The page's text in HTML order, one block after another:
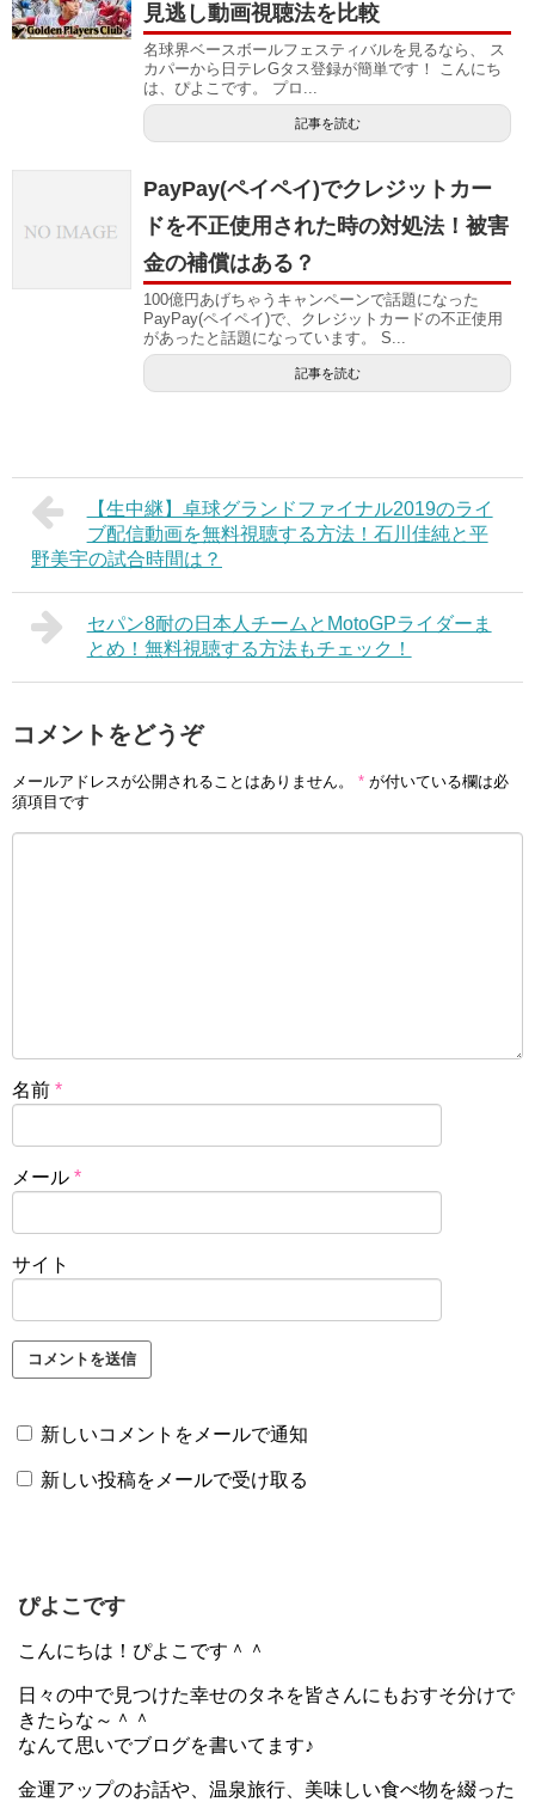
見逃し動画視聴法を比較
名球界ベースボールフェスティバルを見るなら、 ス
カパーから日テレGタス登録が簡単です！ こんにち
は、ぴよこです。 プロ...
記事を読む
PayPay(ペイペイ)でクレジットカー
ドを不正使用された時の対処法！被害
金の補償はある？
100億円あげちゃうキャンペーンで話題になった
PayPay(ペイペイ)で、クレジットカードの不正使用
があったと話題になっています。 S...
記事を読む
【生中継】卓球グランドファイナル2019のライ
ブ配信動画を無料視聴する方法！石川佳純と平
野美宇の試合時間は？
セパン8耐の日本人チームとMotoGPライダーま
とめ！無料視聴する方法もチェック！
コメントをどうぞ
メールアドレスが公開されることはありません。 * が付いている欄は必
須項目です
名前 *
メール *
サイト
新しいコメントをメールで通知
新しい投稿をメールで受け取る
ぴよこです
こんにちは！ぴよこです＾＾
日々の中で見つけた幸せのタネを皆さんにもおすそ分けで
きたらな～＾＾
なんて思いでブログを書いてます♪
金運アップのお話や、温泉旅行、美味しい食べ物を綴った